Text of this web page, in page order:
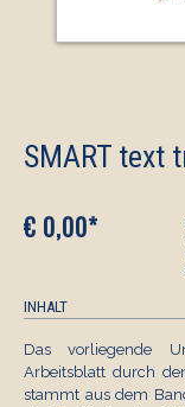
SMART text
€ 0,00*
INHALT
Das vorliegende
Arbeitsblatt durch
stammt aus dem